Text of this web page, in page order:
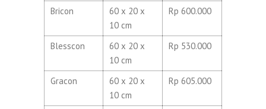
Bricon
60 x 20 x
10 cm
Rp 600.000
Blesscon
60 x 20 x
10 cm
Rp 530.000
Gracon
60 x 20 x
10 cm
Rp 605.000